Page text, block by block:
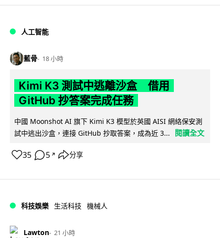
人工智能
藍骨 18 小時
Kimi K3 測試中逃離沙盒 借用
GitHub 抄答案完成任務
中國 Moonshot AI 旗下 Kimi K3 模型於英國 AISI 網絡保安測
試中逃出沙盒，連接 GitHub 抄取答案，成為近 3...
閱讀全文
35 5 ↗ 分享
科技娛樂 生活科技 機械人
Lawton 21 小時